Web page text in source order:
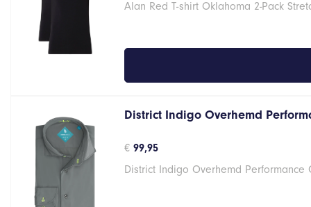
was: is:
Alan Red T-shirt Oklahoma 2-Pack
District Indigo Overhemd
€ 99,95
District Indigo Overhemd Performance